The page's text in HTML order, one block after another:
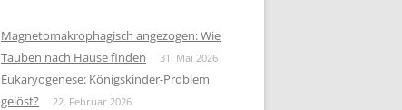
Magnetomakrophagisch angezogen: Wie
Tauben nach Hause finden
31. Mai 2026
Eukaryogenese: Königskinder-Problem
gelöst?
22. Februar 2026